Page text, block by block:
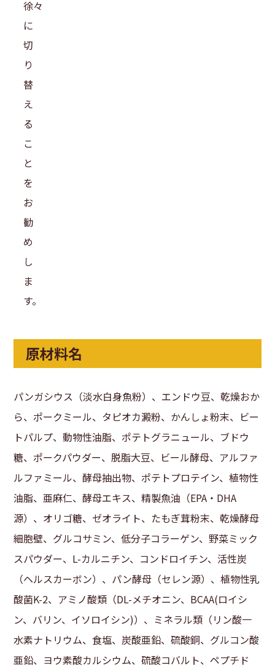
徐々
に
切
り
替
え
る
こ
と
を
お
勧
め
し
ま
す。
原材料名
パンガシウス（淡水白身魚粉）、エンドウ豆、乾燥おか
ら、ポークミール、タピオカ澱粉、かんしょ粉末、ビー
トパルプ、動物性油脂、ポテトグラニュール、ブドウ
糖、ポークパウダー、脱脂大豆、ビール酵母、アルファ
ルファミール、酵母抽出物、ポテトプロテイン、植物性
油脂、亜麻仁、酵母エキス、精製魚油（EPA・DHA
源）、オリゴ糖、ゼオライト、たもぎ茸粉末、乾燥酵母
細胞壁、グルコサミン、低分子コラーゲン、野菜ミック
スパウダー、L-カルニチン、コンドロイチン、活性炭
（ヘルスカーボン）、パン酵母（セレン源）、植物性乳
酸菌K-2、アミノ酸類（DL-メチオニン、BCAA(ロイシ
ン、バリン、イソロイシン)）、ミネラル類（リン酸一
水素ナトリウム、食塩、炭酸亜鉛、硫酸銅、グルコン酸
亜鉛、ヨウ素酸カルシウム、硫酸コバルト、ペプチド